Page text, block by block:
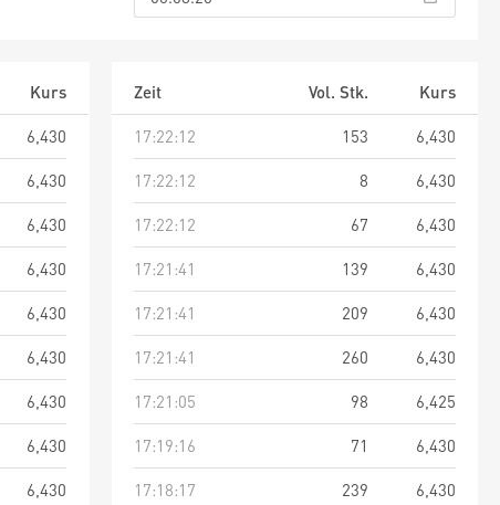
Kurs
6,430
6,430
6,430
6,430
6,430
6,430
6,430
6,430
6,430
Zeit Vol. Stk.
Kurs
17:22:12
153
6,430
17:22:12
8
6,430
17:22:12
67
6,430
17:21:41
139
6,430
17:21:41
209
6,430
17:21:41
260
6,430
17:21:05
98
6,425
17:19:16
71
6,430
17:18:17
239
6,430